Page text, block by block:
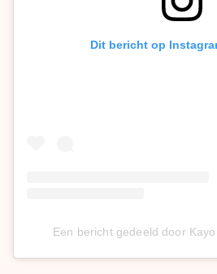
Dit bericht op
Een bericht gedeeld door